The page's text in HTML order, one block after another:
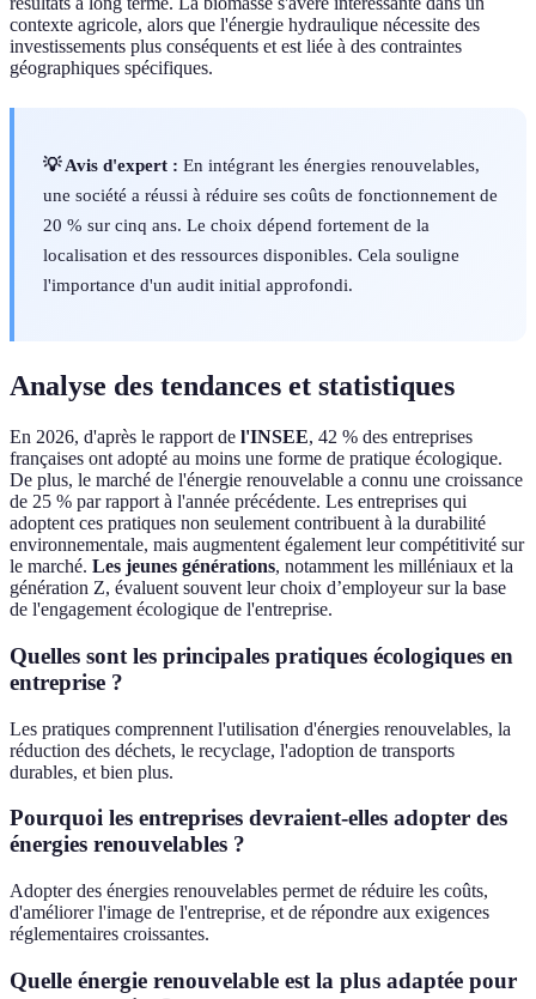
contexte agricole, alors que l'énergie hydraulique nécessite des
investissements plus conséquents et est liée à des contraintes
géographiques spécifiques.
💡 Avis d'expert : En intégrant les énergies renouvelables,
une société a réussi à réduire ses coûts de fonctionnement de
20 % sur cinq ans. Le choix dépend fortement de la
localisation et des ressources disponibles. Cela souligne
l'importance d'un audit initial approfondi.
Analyse des tendances et statistiques
En 2026, d'après le rapport de l'INSEE, 42 % des entreprises
françaises ont adopté au moins une forme de pratique écologique.
De plus, le marché de l'énergie renouvelable a connu une croissance
de 25 % par rapport à l'année précédente. Les entreprises qui
adoptent ces pratiques non seulement contribuent à la durabilité
environnementale, mais augmentent également leur compétitivité sur
le marché. Les jeunes générations, notamment les milléniaux et la
génération Z, évaluent souvent leur choix d’employeur sur la base
de l'engagement écologique de l'entreprise.
Quelles sont les principales pratiques écologiques en
entreprise ?
Les pratiques comprennent l'utilisation d'énergies renouvelables, la
réduction des déchets, le recyclage, l'adoption de transports
durables, et bien plus.
Pourquoi les entreprises devraient-elles adopter des
énergies renouvelables ?
Adopter des énergies renouvelables permet de réduire les coûts,
d'améliorer l'image de l'entreprise, et de répondre aux exigences
réglementaires croissantes.
Quelle énergie renouvelable est la plus adaptée pour